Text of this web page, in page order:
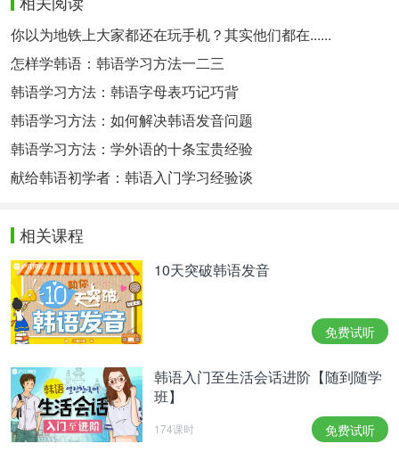
你以为地铁上大家都还在玩手机？其实他们都在......
怎样学韩语：韩语学习方法一二三
韩语学习方法：韩语字母表巧记巧背
韩语学习方法：如何解决韩语发音问题
韩语学习方法：学外语的十条宝贵经验
献给韩语初学者：韩语入门学习经验谈
相关课程
10天突破韩语发音
免费试听
韩语入门至生活会话进阶【随到随学
班】
174课时 免费试听